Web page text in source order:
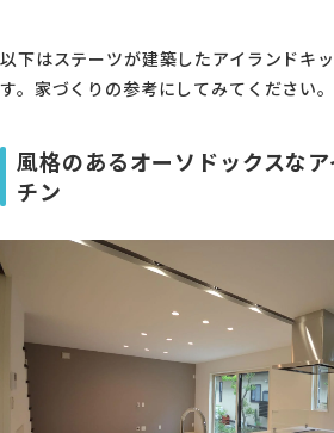
以下はステーツが建築したアイランドキ
す。家づくりの参考にしてみてください。
風格のあるオーソドックスな
チン